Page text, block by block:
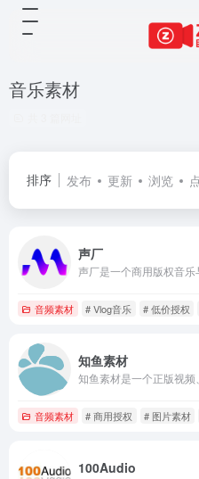
音乐素材
排序 发布 更新 浏览
声厂
音频素材 # Vlog音乐 # 低价授权
知鱼素材
音频素材 # 商用授权 # 图片素材
100Audio